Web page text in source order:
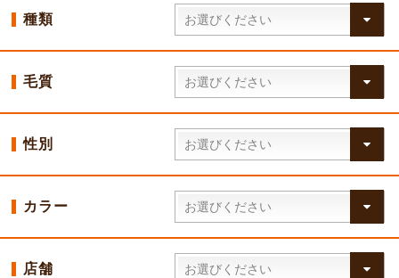
種類
毛質
性別
カラー
店舗